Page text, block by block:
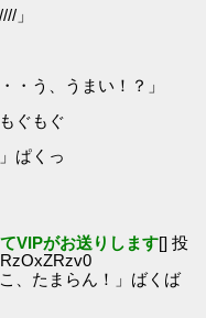
」
・う、うまい！？」
ぐもぐ
ぱくっ
VIPがお送りします[] 投
、たまらん！」ばくば